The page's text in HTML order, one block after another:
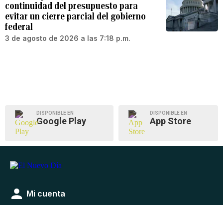
continuidad del presupuesto para
evitar un cierre parcial del gobierno
federal
3 de agosto de 2026 a las 7:18 p.m.
DISPONIBLE EN
Google Play
DISPONIBLE EN
App Store
Mi cuenta